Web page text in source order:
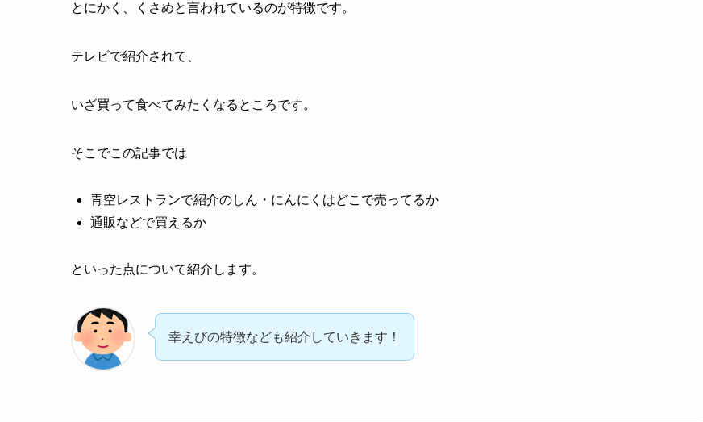
とにかく、くさめと言われているのが特徴です。
テレビで紹介されて、
いざ買って食べてみたくなるところです。
そこでこの記事では
青空レストランで紹介のしん・にんにくはどこで売ってるか
通販などで買えるか
といった点について紹介します。
幸えびの特徴なども紹介していきます！